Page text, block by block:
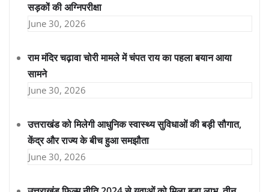
सड़कों की अग्निपरीक्षा
June 30, 2026
राम मंदिर चढ़ावा चोरी मामले में चंपत राय का पहला बयान आया
सामने
June 30, 2026
उत्तराखंड को मिलेगी आधुनिक स्वास्थ्य सुविधाओं की बड़ी सौगात,
केंद्र और राज्य के बीच हुआ समझौता
June 30, 2026